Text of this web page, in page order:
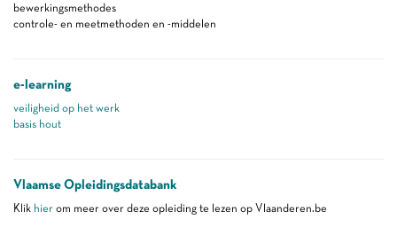
bewerkingsmethodes
controle- en meetmethoden en -middelen
e-learning
veiligheid op het werk
basis hout
Vlaamse Opleidingsdatabank
Klik hier om meer over deze opleiding te lezen op Vlaanderen.be